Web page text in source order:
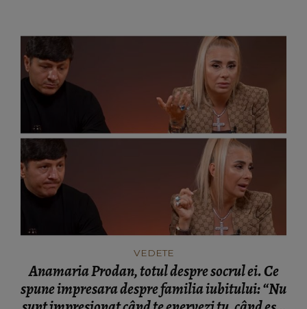
VEDETE
Anamaria Prodan, totul despre socrul ei. Ce
spune impresara despre familia iubitului: “Nu